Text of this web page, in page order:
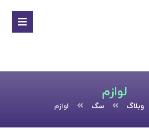
لوازم
وبلاگ سگ لوازم